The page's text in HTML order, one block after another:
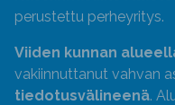
perustettu perheyritys.
Viiden kunnan
vakiinnuttanut vahvan
tiedotusvälineenä.